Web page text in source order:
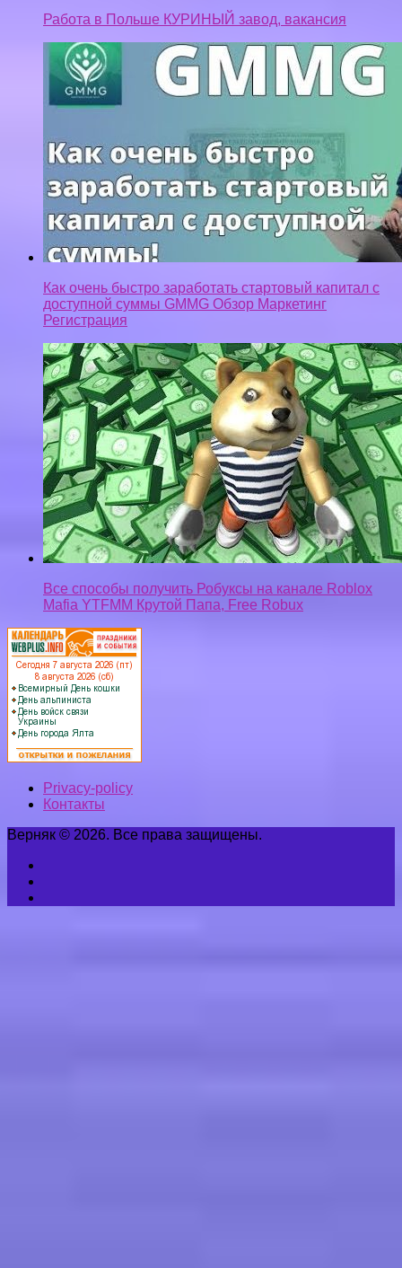
Работа в Польше КУРИНЫЙ завод, вакансия
Как очень быстро заработать стартовый капитал с
доступной суммы GMMG Обзор Маркетинг
Регистрация
Все способы получить Робуксы на канале Roblox
Mafia YTFMM Крутой Папа, Free Robux
Privacy-policy
Контакты
Верняк © 2026. Все права защищены.